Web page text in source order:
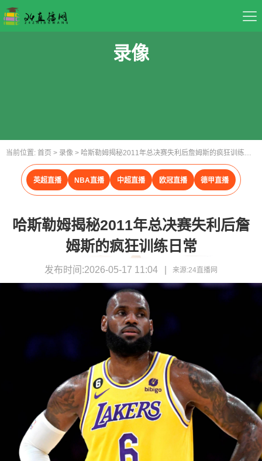
首页
重要赛事
资讯
录像
录像
当前位置: 首页 > 录像 > 哈斯勒姆揭秘2011年总决赛失利后詹姆斯的疯狂训练日常
英超直播 NBA直播 中超直播 欧冠直播 德甲直播
哈斯勒姆揭秘2011年总决赛失利后詹
姆斯的疯狂训练日常
发布时间:2026-05-17 11:04 来源:24直播网